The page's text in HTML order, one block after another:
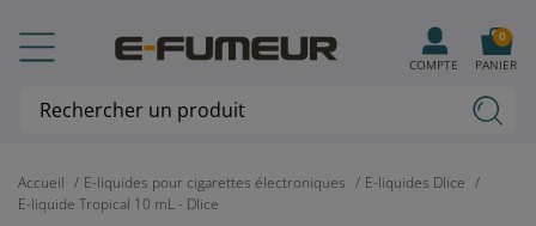
Accueil E-liquides pour cigarettes électroniques
E-liquides Dlice
E-liquide Tropical 10 mL - Dlice
COMPTE PANIER
0